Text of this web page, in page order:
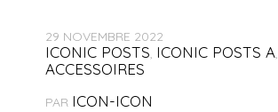
29 NOVEMBRE 2022
ICONIC POSTS, ICONIC POSTS A,
ACCESSOIRES
PAR ICON-ICON